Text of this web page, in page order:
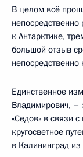
В целом всё
к Антарктике,
большой отзыв
непосредственно
Единственное
Владимирович, –
«Седов» в связи
кругосветное
в Калининград